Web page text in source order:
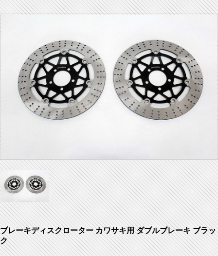
ブレーキディスクローター カワサキ用 ダブルブレーキ ブラッ
ク